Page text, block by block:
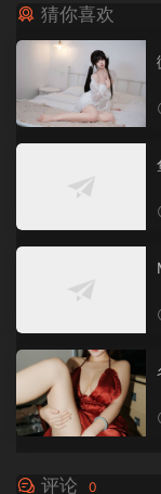
猜你喜欢
评论 0